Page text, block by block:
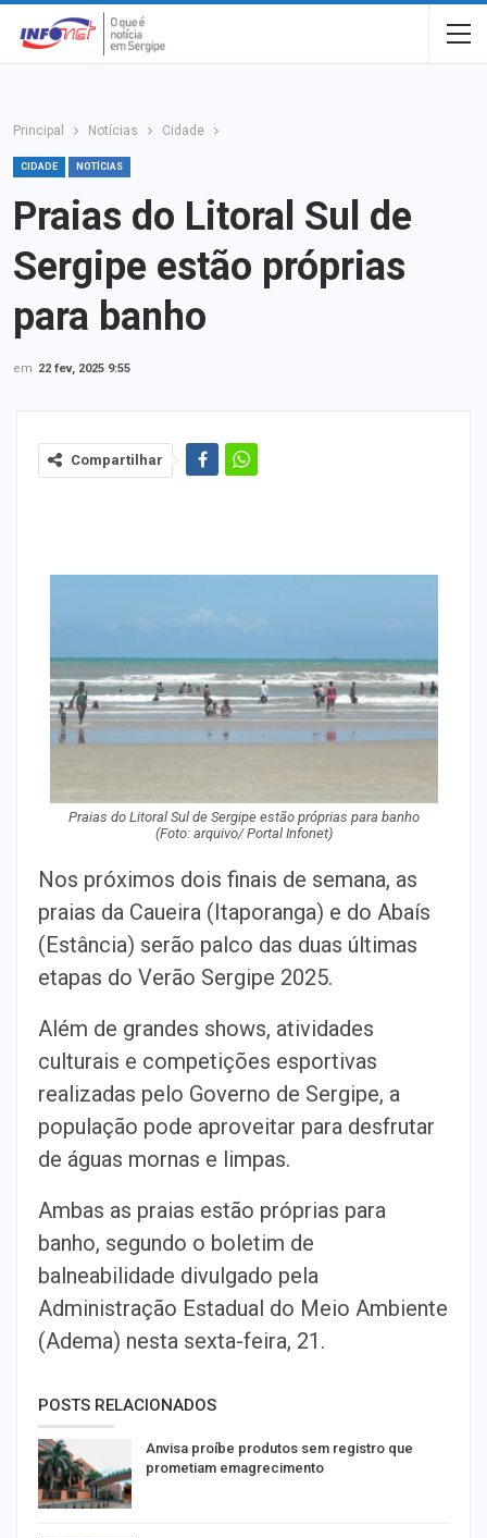
Principal Notícias Cidade
CIDADE NOTÍCIAS
Praias do Litoral Sul de
Sergipe estão próprias
para banho
em 22 fev, 2025 9:55
Compartilhar
Praias do Litoral Sul de Sergipe estão próprias para banho
(Foto: arquivo/ Portal Infonet)
Nos próximos dois finais de semana, as
praias da Caueira (Itaporanga) e do Abaís
(Estância) serão palco das duas últimas
etapas do Verão Sergipe 2025.
Além de grandes shows, atividades
culturais e competições esportivas
realizadas pelo Governo de Sergipe, a
população pode aproveitar para desfrutar
de águas mornas e limpas.
Ambas as praias estão próprias para
banho, segundo o boletim de
balneabilidade divulgado pela
Administração Estadual do Meio Ambiente
(Adema) nesta sexta-feira, 21.
POSTS RELACIONADOS
Anvisa proíbe produtos sem registro que
prometiam emagrecimento